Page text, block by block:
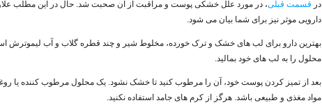
در قسمت قبلی، در مورد علل خشکی پوست و مراقبت از آن صحبت شد. حال در این مطلب علاوه
دارویی موثر نیز برای شما بیان می شود.
بهترین دارو برای لب های خشک و ترک خورده، مخلوط شیر و چند قطره گلاب و آب لیموترش
محلول را به لب های خود بمالید.
بعد از تمیز کردن پوست خود، آن را مرطوب کنید تا خشک نشود. یک محلول مرطوب کننده یا
مواد مغذی و طبیعی باشد. هرگز از کرم های جامد استفاده نکنید.